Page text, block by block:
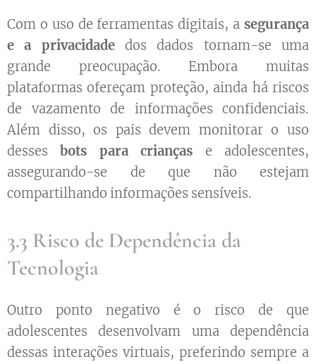
Com o uso de ferramentas digitais, a segurança
e a privacidadedos dados tornam-se uma
grande preocupação. Embora muitas
plataformas ofereçam proteção, ainda há riscos
de vazamento de informações confidenciais.
Além disso, os pais devem monitorar o uso
dessesbots para crianças e adolescentes,
assegurando-se de que não estejam
compartilhando informações sensíveis.
3.3 Risco de Dependência da
Tecnologia
Outro ponto negativo é o risco de que
adolescentes desenvolvam uma dependência
dessas interações virtuais, preferindo sempre a